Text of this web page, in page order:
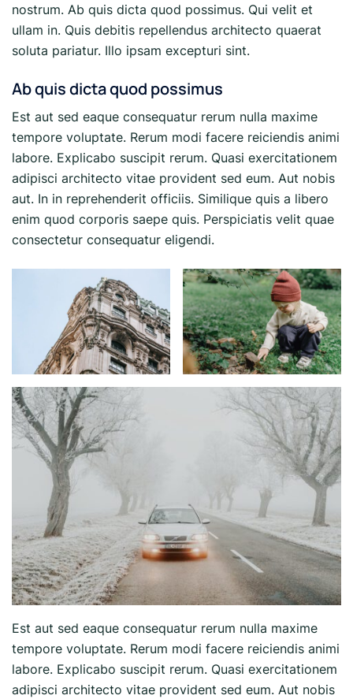
nostrum. Ab quis dicta quod possimus. Qui velit et
ullam in. Quis debitis repellendus architecto quaerat
soluta pariatur. Illo ipsam excepturi sint.
Ab quis dicta quod possimus
Est aut sed eaque consequatur rerum nulla maxime
tempore voluptate. Rerum modi facere reiciendis animi
labore. Explicabo suscipit rerum. Quasi exercitationem
adipisci architecto vitae provident sed eum. Aut nobis
aut. In in reprehenderit officiis. Similique quis a libero
enim quod corporis saepe quis. Perspiciatis velit quae
consectetur consequatur eligendi.
Est aut sed eaque consequatur rerum nulla maxime
tempore voluptate. Rerum modi facere reiciendis animi
labore. Explicabo suscipit rerum. Quasi exercitationem
adipisci architecto vitae provident sed eum. Aut nobis